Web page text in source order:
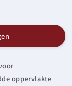
oppervlakte